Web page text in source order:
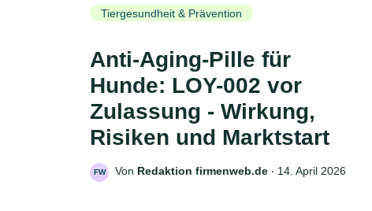
Tiergesundheit & Prävention
Anti-Aging-Pille für
Hunde: LOY-002 vor
Zulassung - Wirkung,
Risiken und Marktstart
FW Von Redaktion firmenweb.de ‧ 14. April 2026